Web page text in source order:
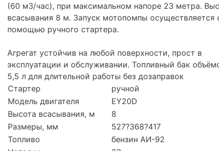
(60 м3/час), при максимальном напоре 23 метра.
всасывания 8 м. Запуск мотопомпы осуществляется
помощью ручного стартера.
Агрегат устойчив на любой поверхности, прост в
эксплуатации и обслуживании. Топливный бак
5,5 л для длительной работы без дозаправок
Стартер
ручной
Модель двигателя
EY20D
Высота всасывания, м
8
Размеры, мм
527?368?417
Топливо
бензин АИ-92